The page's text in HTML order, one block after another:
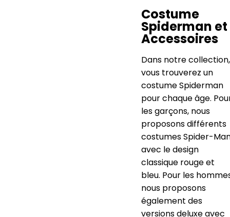
Costume
Spiderman et
Accessoires
Dans notre collection,
vous trouverez un
costume Spiderman
pour chaque âge.
les garçons, nous
proposons différents
costumes Spider-
avec le design
classique rouge et
bleu. Pour les
nous proposons
également des
versions deluxe avec